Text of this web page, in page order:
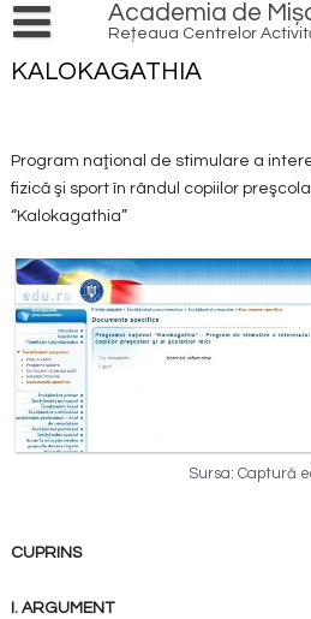
Skip
to
content
Academia de
Rețeaua Centrelor
PRODUSE ȘI SERVICII
LOCAL HERO
NATURĂ
SPORT
TINERET
ACȚIUNI
PRACTICĂ ÎN AER LIBER
TRANSFORMĂ DIGITAL
IMPLICĂ COMUNITATEA
VOLUNTARIAT
REȚEAUA DE CENTRE
CONEXIUNI
BIBLIOTECĂ
EDUCAȚIE
PROGRAME NAȚIONALE
INFO
ECHIPĂ
FINANȚE
MULTISPORT
MEDIA
ARTICOLE
PROIECTE
PARTENERI
CONTACT
KALOKAGATHIA
Program naţional de stimulare a
fizică şi sport în rândul copiilor
“Kalokagathia”
Sursa: Captură
CUPRINS
I. ARGUMENT